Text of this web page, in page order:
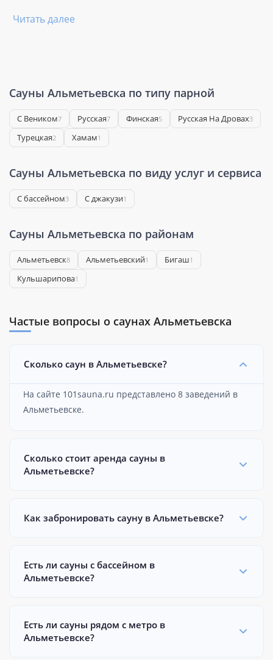
Читать далее
Сауны Альметьевска по типу парной
С Веником7 Русская7 Финская5 Русская На Дровах3
Турецкая2 Хамам1
Сауны Альметьевска по виду услуг и сервиса
С бассейном3 С джакузи1
Сауны Альметьевска по районам
Альметьевск8 Альметьевский1 Бигаш1
Кульшарипова1
Частые вопросы о саунах Альметьевска
Сколько саун в Альметьевске?
На сайте 101sauna.ru представлено 8 заведений в
Альметьевске.
Сколько стоит аренда сауны в
Альметьевске?
Как забронировать сауну в Альметьевске?
Есть ли сауны с бассейном в
Альметьевске?
Есть ли сауны рядом с метро в
Альметьевске?